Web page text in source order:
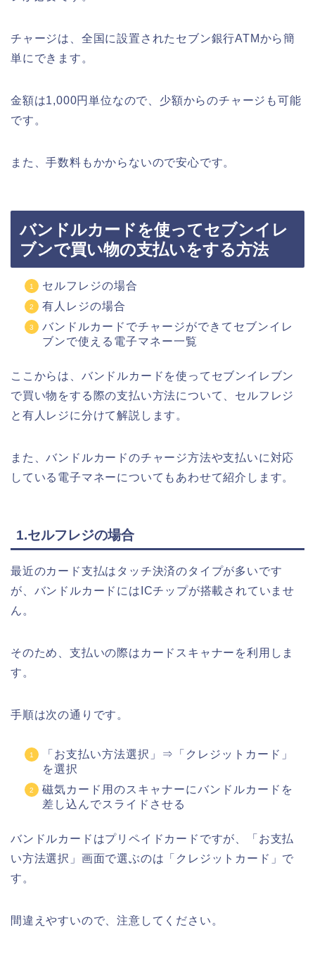
チャージは、全国に設置されたセブン銀行ATMから簡
単にできます。
金額は1,000円単位なので、少額からのチャージも可能
です。
また、手数料もかからないので安心です。
バンドルカードを使ってセブンイレ
ブンで買い物の支払いをする方法
セルフレジの場合
有人レジの場合
バンドルカードでチャージができてセブンイレ
ブンで使える電子マネー一覧
ここからは、バンドルカードを使ってセブンイレブン
で買い物をする際の支払い方法について、セルフレジ
と有人レジに分けて解説します。
また、バンドルカードのチャージ方法や支払いに対応
している電子マネーについてもあわせて紹介します。
1.セルフレジの場合
最近のカード支払はタッチ決済のタイプが多いです
が、バンドルカードにはICチップが搭載されていませ
ん。
そのため、支払いの際はカードスキャナーを利用しま
す。
手順は次の通りです。
「お支払い方法選択」⇒「クレジットカード」
を選択
磁気カード用のスキャナーにバンドルカードを
差し込んでスライドさせる
バンドルカードはプリペイドカードですが、「お支払
い方法選択」画面で選ぶのは「クレジットカード」で
す。
間違えやすいので、注意してください。